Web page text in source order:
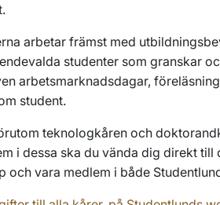
arbetar främst med
studenter som granskar
arbetsmarknadsdagar,
student.
teknologkåren och
i dessa ska du vända dig direkt till
och vara medlem i både